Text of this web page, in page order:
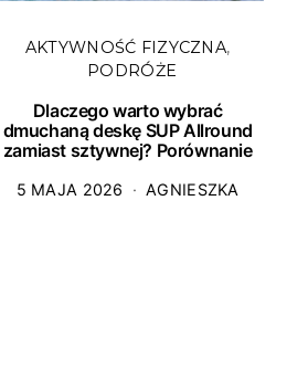
AKTYWNOŚĆ FIZYCZNA
PODRÓŻE
Dlaczego warto wybrać
dmuchaną deskę SUP Allround
zamiast sztywnej? Porównanie
5 MAJA 2026 AGNIESZKA